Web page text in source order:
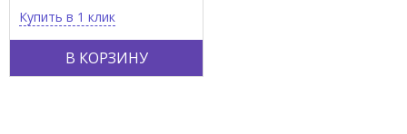
В КОРЗИНУ
Купить в 1 клик